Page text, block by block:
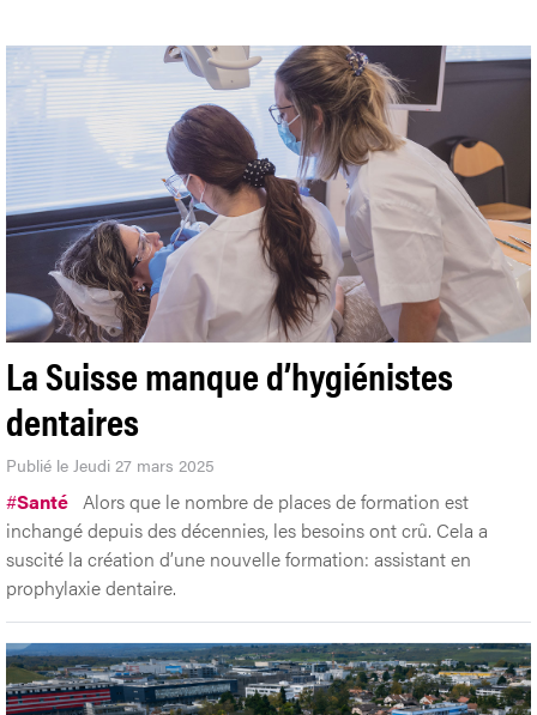
La Suisse manque d’hygiénistes
dentaires
Publié le Jeudi 27 mars 2025
#Santé Alors que le nombre de places de formation est
inchangé depuis des décennies, les besoins ont crû. Cela a
suscité la création d’une nouvelle formation: assistant en
prophylaxie dentaire.